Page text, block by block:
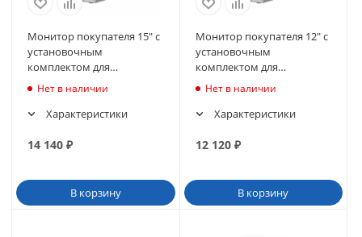
Монитор покупателя 15" с
установочным
комплектом для
сенсорного моноблока
Нет в наличии
Характеристики
14 140 ₽
В корзину
Монитор покупателя 12" с
установочным
комплектом для
сенсорного моноблока
Нет в наличии
Характеристики
12 120₽
В корзину